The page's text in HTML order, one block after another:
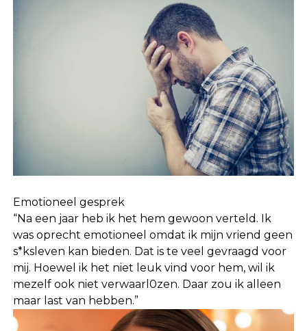
Emotioneel gesprek
“Na een jaar heb ik het hem gewoon verteld. Ik
was oprecht emotioneel omdat ik mijn vriend geen
s*ksleven kan bieden. Dat is te veel gevraagd voor
mij. Hoewel ik het niet leuk vind voor hem, wil ik
mezelf ook niet verwaarl0zen. Daar zou ik alleen
maar last van hebben.”